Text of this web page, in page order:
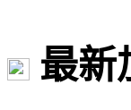
最新